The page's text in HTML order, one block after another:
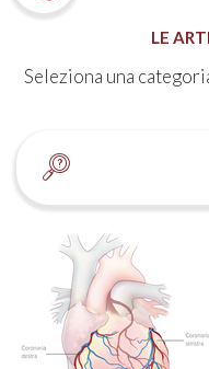
LE
Seleziona una